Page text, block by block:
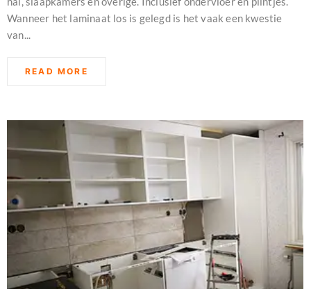
Wanneer het laminaat los is gelegd is het vaak een kwestie
van...
READ MORE